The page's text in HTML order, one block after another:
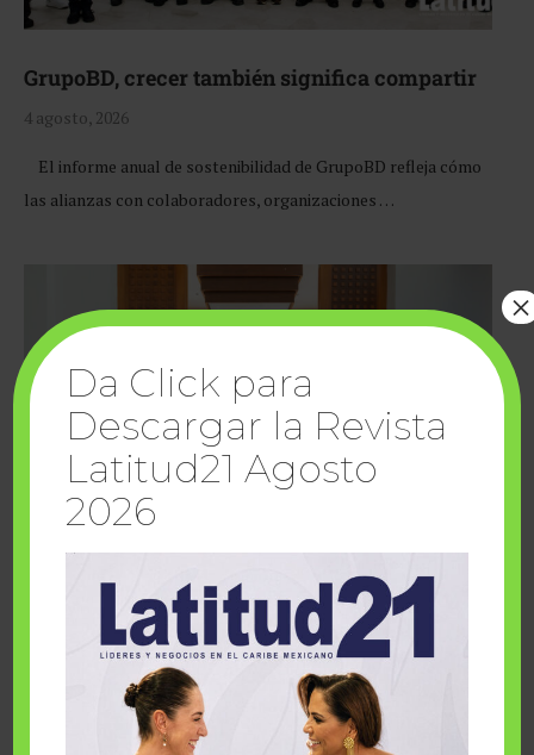
GrupoBD, crecer también significa compartir
4 agosto, 2026
El informe anual de sostenibilidad de GrupoBD refleja cómo
las alianzas con colaboradores, organizaciones …
Cuando la solidaridad inspira; cumplen
sueños Fairmont Mayakoba y Make-A-Wish
Da Click para
Descargar la Revista
Latitud21 Agosto
2026
×